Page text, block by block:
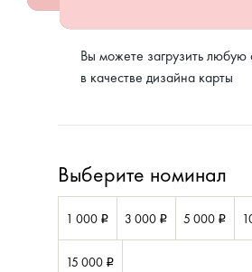
Вы можете загрузить
в качестве дизайна карты
Выберите номинал
1 000 i 3 000 i 5 000 i
15 000 i